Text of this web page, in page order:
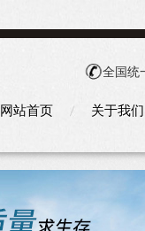
全国统
网站首页 关于我们